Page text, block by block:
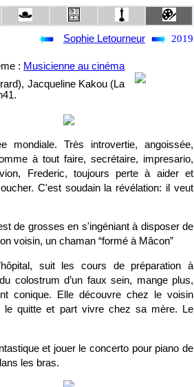
Sophie Letourneur 2019
: Musicienne au cinéma
Jacqueline Kakou (La
Très introvertie, angoissée,
à tout faire, secrétaire, impresario,
Frederic, toujours perte à aider et
C'est soudain la révélation: il veut
de grosses en s'ingéniant à disposer de
voisin, un chaman “formé à Mâcon”
suit les cours de préparation à
colostrum d’un faux sein, mange plus,
conique. Elle découvre chez le voisin
le quitte et part vivre chez sa mère. Le
et jouer le concerto pour piano de
les bras.